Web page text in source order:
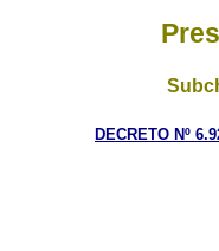
DECRETO Nº